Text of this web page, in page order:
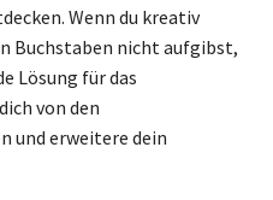
Wenn du kreativ
Buchstaben nicht aufgibst,
Lösung für das
von den
und erweitere dein